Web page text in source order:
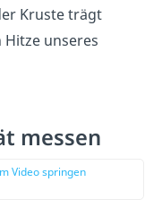
Kruste trägt
unseres
messen
Video springen